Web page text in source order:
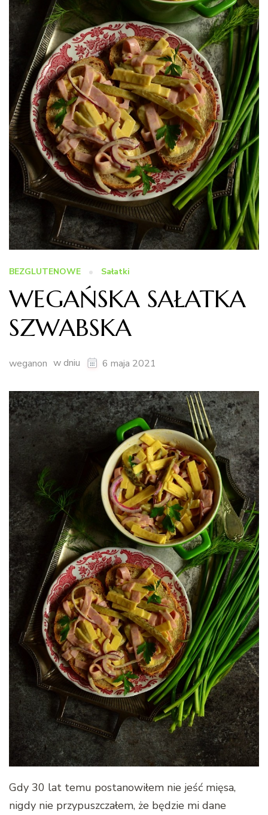
BEZGLUTENOWE Sałatki
WEGAŃSKA SAŁATKA
SZWABSKA
weganon w dniu 6 maja 2021
Gdy 30 lat temu postanowiłem nie jeść mięsa,
nigdy nie przypuszczałem, że będzie mi dane